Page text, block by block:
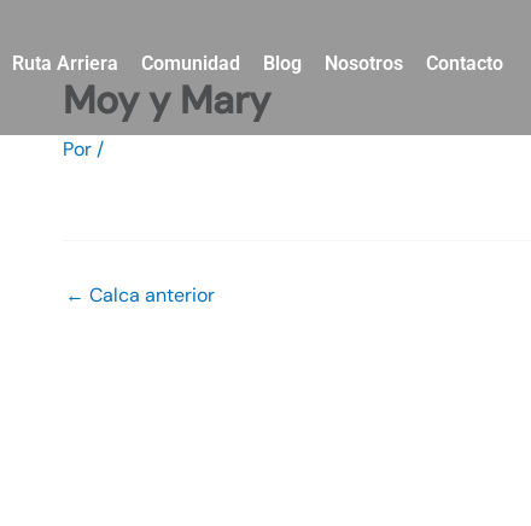
contenido
Ruta Arriera Comunidad Blog Nosotros Contacto
Moy y Mary
Por /
← Calca anterior